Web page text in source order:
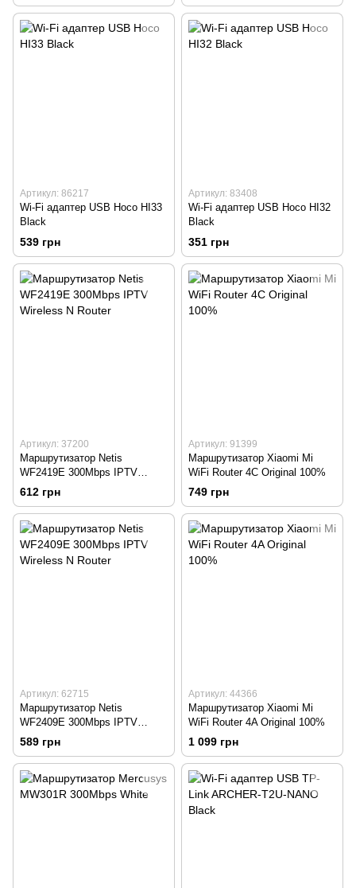
Артикул: 86217
Wi-Fi адаптер USB Hoco HI33
Black
539 грн
Артикул: 83408
Wi-Fi адаптер USB Hoco HI32
Black
351 грн
Артикул: 37200
Маршрутизатор Netis
WF2419E 300Mbps IPTV
Wireless N Router
612 грн
Артикул: 91399
Маршрутизатор Xiaomi Mi
WiFi Router 4C Original 100%
749 грн
Артикул: 62715
Маршрутизатор Netis
WF2409E 300Mbps IPTV
Wireless N Router
589 грн
Артикул: 44366
Маршрутизатор Xiaomi Mi
WiFi Router 4A Original 100%
1 099 грн